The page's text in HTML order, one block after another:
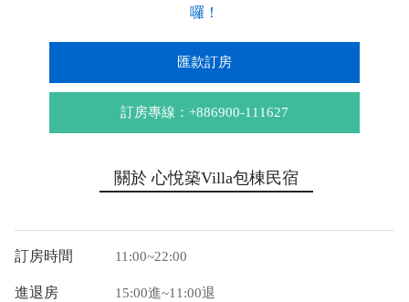
囉！
匯款訂房
訂房專線：+886900-111627
關於 心悅築Villa包棟民宿
訂房時間 11:00~22:00
進退房 15:00進~11:00退